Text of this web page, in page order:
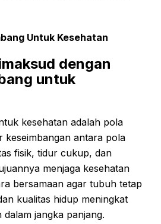
Untuk Kesehatan
dengan
untuk
kesehatan adalah pola
keseimbangan antara pola
fisik, tidur cukup, dan
menjaga kesehatan
bersamaan agar tubuh tetap
kualitas hidup meningkat
jangka panjang.